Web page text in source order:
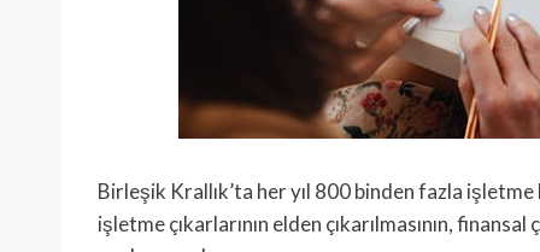
Birleşik Krallık’ta her yıl 800 binden fazla
işletme çıkarlarının elden çıkarılmasının,